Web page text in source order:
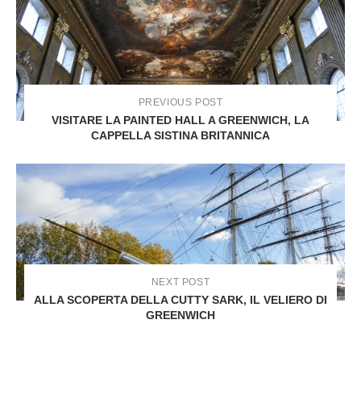
PREVIOUS POST
VISITARE LA PAINTED HALL A GREENWICH, LA
CAPPELLA SISTINA BRITANNICA
NEXT POST
ALLA SCOPERTA DELLA CUTTY SARK, IL VELIERO DI
GREENWICH